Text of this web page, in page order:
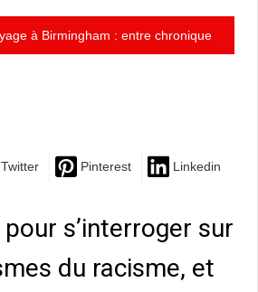
à Birmingham : entre chronique
Twitter Pinterest Linkedin
s’interroger sur
du racisme, et